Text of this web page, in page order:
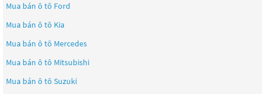
Mua bán ô tô Ford
Mua bán ô tô Kia
Mua bán ô tô Mercedes
Mua bán ô tô Mitsubishi
Mua bán ô tô Suzuki